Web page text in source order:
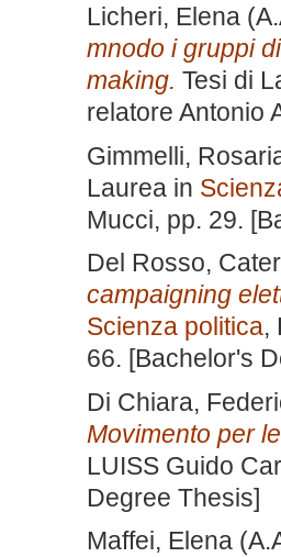
Licheri, Elena
mnodo i gruppi
making. Tesi di
relatore Antonio
Gimmelli,
Laurea in
Mucci, pp. 29.
Del Rosso,
campaigning
Scienza politica,
66. [Bachelor's
Di Chiara,
Movimento per
LUISS Guido
Degree Thesis]
Maffei, Elena